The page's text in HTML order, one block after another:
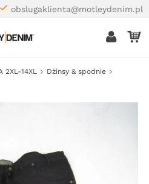
obslugaklienta@motleydenim.pl
2XL-14XL
Dżinsy & spodnie